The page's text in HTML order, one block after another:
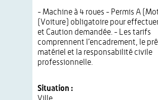
Situation :
- Machine à 4 roues - Permis A
(Voiture) obligatoire pour
et Caution demandée. - Les tarifs
comprennent l’encadrement, le
matériel et la responsabilité civile
professionnelle.